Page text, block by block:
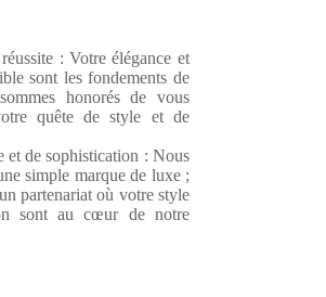
: Votre élégance et
sont les fondements de
honorés de vous
quête de style et de
et de sophistication : Nous
simple marque de luxe ;
partenariat où votre style
sont au cœur de notre